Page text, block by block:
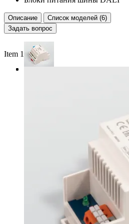
Описание
Список моделей (6)
Задать вопрос
Item 1 of 3